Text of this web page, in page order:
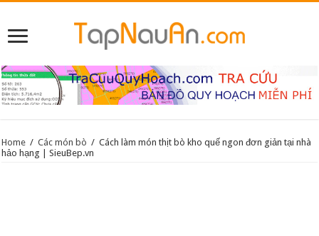
Home / Các món bò / Cách làm món thịt bò kho quế ngon đơn giản tại nhà
hảo hạng | SieuBep.vn